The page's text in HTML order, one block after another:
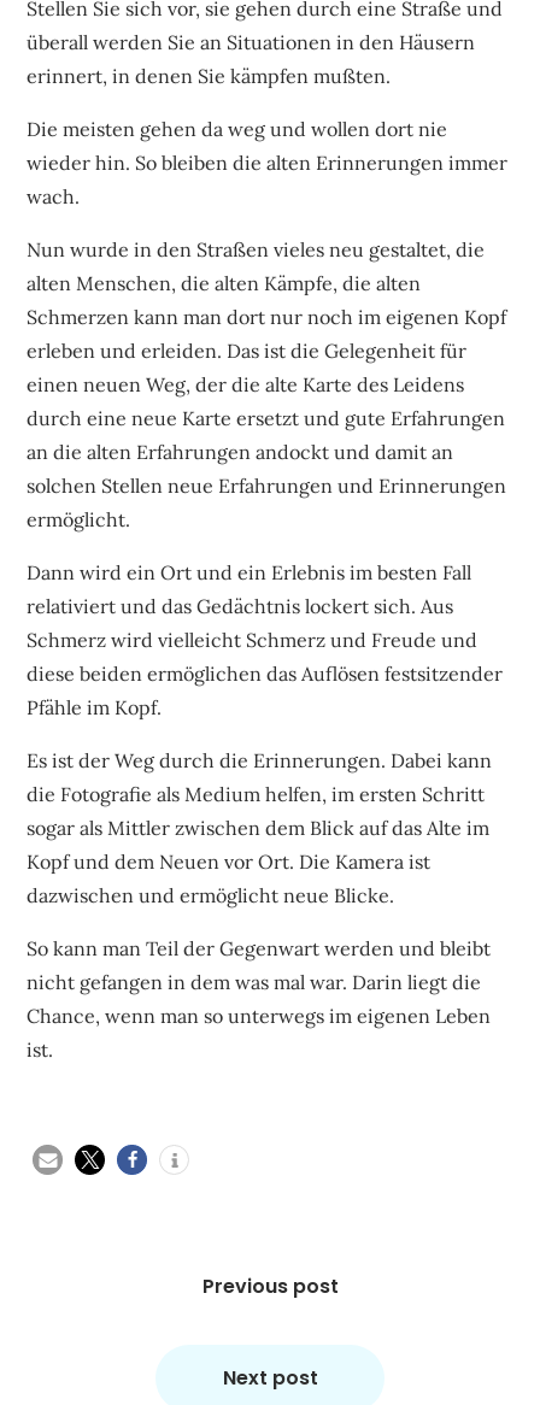
Stellen Sie sich vor, sie gehen durch eine Straße und
überall werden Sie an Situationen in den Häusern
erinnert, in denen Sie kämpfen mußten.
Die meisten gehen da weg und wollen dort nie
wieder hin. So bleiben die alten Erinnerungen immer
wach.
Nun wurde in den Straßen vieles neu gestaltet, die
alten Menschen, die alten Kämpfe, die alten
Schmerzen kann man dort nur noch im eigenen Kopf
erleben und erleiden. Das ist die Gelegenheit für
einen neuen Weg, der die alte Karte des Leidens
durch eine neue Karte ersetzt und gute Erfahrungen
an die alten Erfahrungen andockt und damit an
solchen Stellen neue Erfahrungen und Erinnerungen
ermöglicht.
Dann wird ein Ort und ein Erlebnis im besten Fall
relativiert und das Gedächtnis lockert sich. Aus
Schmerz wird vielleicht Schmerz und Freude und
diese beiden ermöglichen das Auflösen festsitzender
Pfähle im Kopf.
Es ist der Weg durch die Erinnerungen. Dabei kann
die Fotografie als Medium helfen, im ersten Schritt
sogar als Mittler zwischen dem Blick auf das Alte im
Kopf und dem Neuen vor Ort. Die Kamera ist
dazwischen und ermöglicht neue Blicke.
So kann man Teil der Gegenwart werden und bleibt
nicht gefangen in dem was mal war. Darin liegt die
Chance, wenn man so unterwegs im eigenen Leben
ist.
Previous post
Next post